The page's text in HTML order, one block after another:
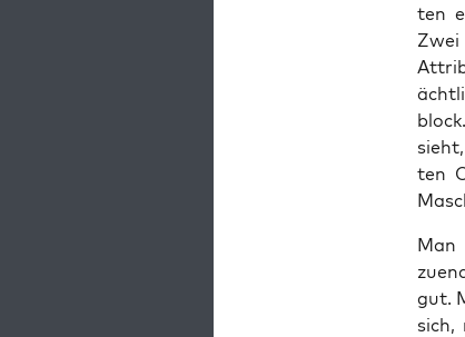
ten
ten
Man
gut.